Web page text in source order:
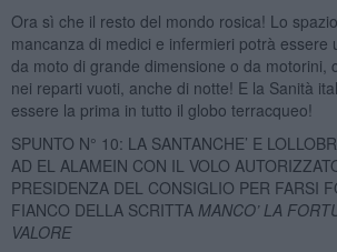
Ora sì che il resto del mondo rosica! Lo
mancanza di medici e infermieri potrà essere
da moto di grande dimensione o da motorini,
nei reparti vuoti, anche di notte! E la Sanità
essere la prima in tutto il globo terracqueo!
SPUNTO N° 10: LA SANTANCHE’ E
AD EL ALAMEIN CON IL VOLO
PRESIDENZA DEL CONSIGLIO PER FARSI
FIANCO DELLA SCRITTA MANCO’ LA
VALORE